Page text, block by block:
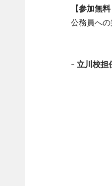
【参加無
公務員へ
- 立川校担